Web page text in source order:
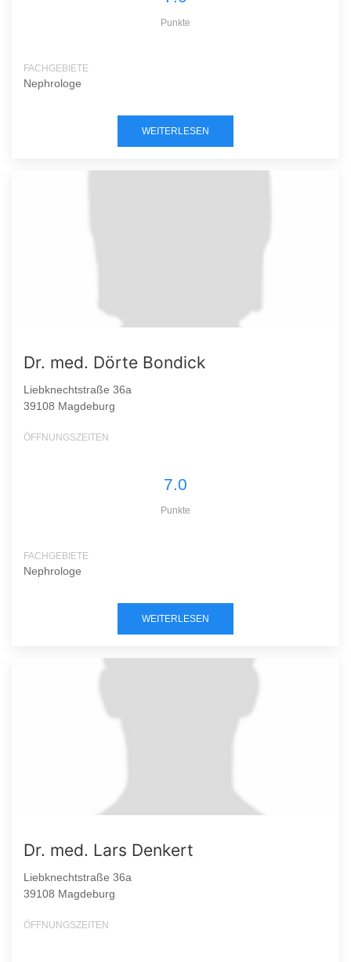
Punkte
FACHGEBIETE
Nephrologe
WEITERLESEN
Dr. med. Dörte Bondick
Liebknechtstraße 36a
39108 Magdeburg
ÖFFNUNGSZEITEN
7.0
Punkte
FACHGEBIETE
Nephrologe
WEITERLESEN
Dr. med. Lars Denkert
Liebknechtstraße 36a
39108 Magdeburg
ÖFFNUNGSZEITEN